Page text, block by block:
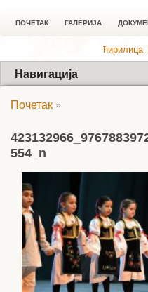
ПОЧЕТАК ГАЛЕРИЈА
ћирилица
Навигација
Почетак »
554_n